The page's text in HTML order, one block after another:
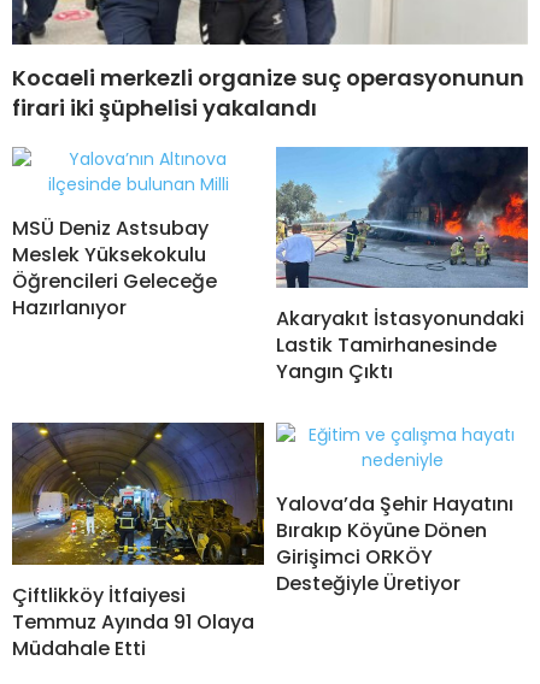
Kocaeli merkezli organize suç operasyonunun
firari iki şüphelisi yakalandı
MSÜ Deniz Astsubay
Meslek Yüksekokulu
Öğrencileri Geleceğe
Hazırlanıyor
Akaryakıt İstasyonundaki
Lastik Tamirhanesinde
Yangın Çıktı
Çiftlikköy İtfaiyesi
Temmuz Ayında 91 Olaya
Müdahale Etti
Yalova’da Şehir Hayatını
Bırakıp Köyüne Dönen
Girişimci ORKÖY
Desteğiyle Üretiyor